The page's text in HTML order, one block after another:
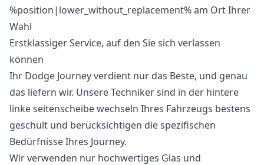
Erstklassiger Service, auf den Sie sich verlassen
können
Ihr Dodge Journey verdient nur das Beste, und genau
das liefern wir. Unsere Techniker sind in der hintere
linke seitenscheibe wechseln Ihres Fahrzeugs bestens
geschult und berücksichtigen die spezifischen
Bedürfnisse Ihres Journey.
Wir verwenden nur hochwertiges Glas und